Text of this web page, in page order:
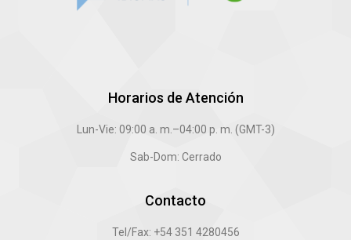
Horarios de Atención
Lun-Vie: 09:00 a. m.–04:00 p. m. (GMT-3)
Sab-Dom: Cerrado
Contacto
Tel/Fax: +54 351 4280456